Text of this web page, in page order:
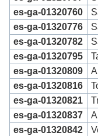
es-ga-01320760
es-ga-01320776
es-ga-01320782
es-ga-01320795
es-ga-01320809
es-ga-01320816
es-ga-01320821
es-ga-01320837
es-ga-01320842